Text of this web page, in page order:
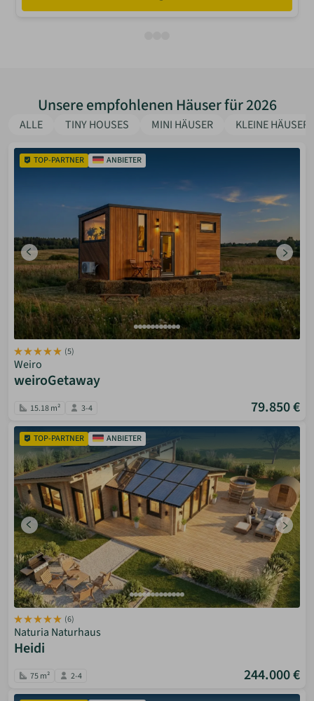
Unsere empfohlenen Häuser für 2026
ALLE TINY HOUSES MINI HÄUSER KLEINE HÄUSER
TOP-PARTNER ANBIETER
(5)
Weiro
weiroGetaway
15.18 m² 3-4 79.850 €
TOP-PARTNER ANBIETER
(6)
Naturia Naturhaus
Heidi
75 m² 2-4 244.000 €